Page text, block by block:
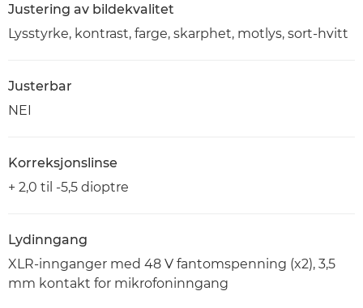
Justering av bildekvalitet
Lysstyrke, kontrast, farge, skarphet, motlys, sort-hvitt
Justerbar
NEI
Korreksjonslinse
+ 2,0 til -5,5 dioptre
Lydinngang
XLR-innganger med 48 V fantomspenning (x2), 3,5
mm kontakt for mikrofoninngang